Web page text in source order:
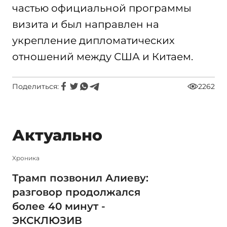
частью официальной программы
визита и был направлен на
укрепление дипломатических
отношений между США и Китаем.
Поделиться: 2262
Актуально
Xроника
Трамп позвонил Алиеву:
разговор продолжался
более 40 минут -
ЭКСКЛЮЗИВ